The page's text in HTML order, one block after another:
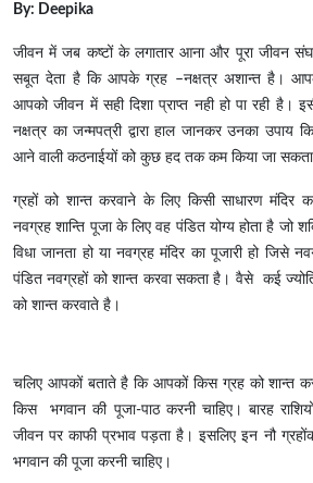
By: Deepika
जीवन में जब कष्टों के लगातार आना और पूरा जीवन
सबूत देता है कि आपके ग्रह –नक्षत्र अशान्त है।
आपको जीवन में सही दिशा प्राप्त नही हो पा रही है।
नक्षत्र का जन्मपत्री द्वारा हाल जानकर उनका
आने वाली कठनाईयों को कुछ हद तक कम किया जा
ग्रहों को शान्त करवाने के लिए किसी साधारण मंदिर
नवग्रह शान्ति पूजा के लिए वह पंडित योग्य होता है जो
विधा जानता हो या नवग्रह मंदिर का पूजारी हो जिसे
पंडित नवग्रहों को शान्त करवा सकता है। वैसे कई
को शान्त करवाते है।
चलिए आपकों बताते है कि आपकों किस ग्रह को शान्त
किस भगवान की पूजा-पाठ करनी चाहिए। बारह
जीवन पर काफी प्रभाव पड़ता है। इसलिए इन नौ
भगवान की पूजा करनी चाहिए।